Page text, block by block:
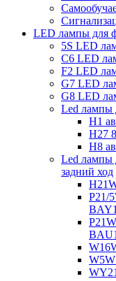
LED лампы для
5S LED
C6 LED
F2 LED
G7 LED
G8 LED
Led лампы
H1
H27
H8
Led лампы
задний ход
P21/